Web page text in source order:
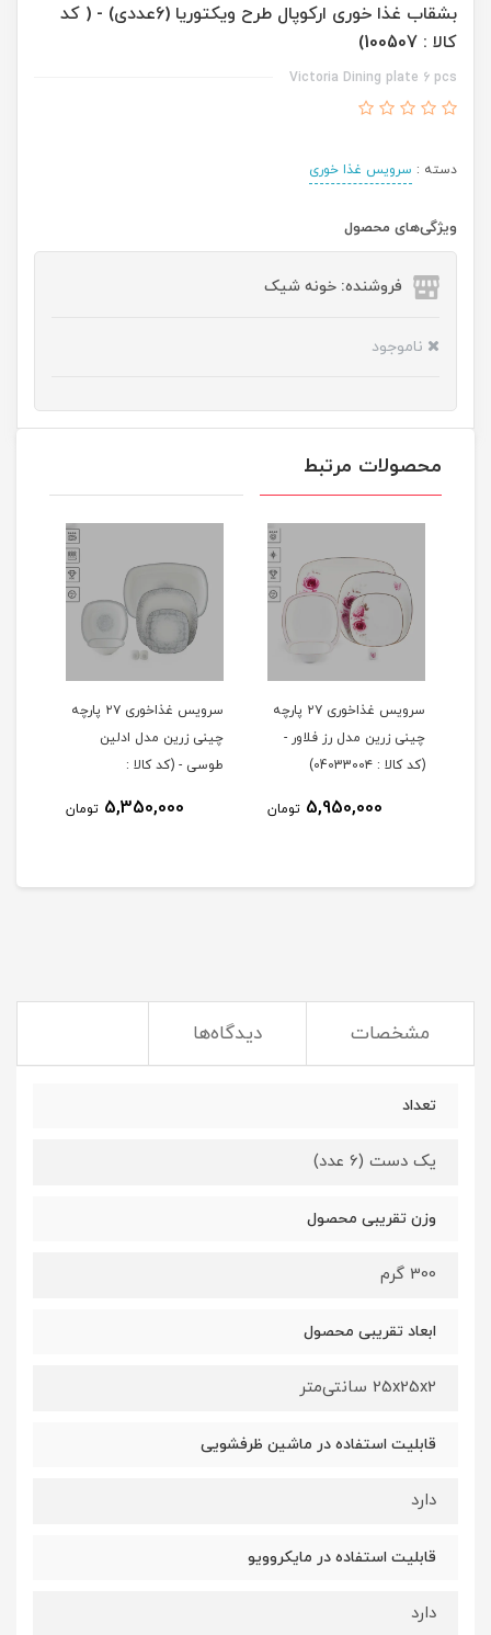
بشقاب غذا خوری ارکوپال طرح ویکتوریا (6عددی) - ( کد
کالا : 100507)
Victoria Dining plate 6 pcs
دسته : سرویس غذا خوری
ویژگی‌های محصول
فروشنده: خونه شیک
ناموجود
محصولات مرتبط
سرویس غذاخوری ۲۷ پارچه
چینی زرین مدل رز فلاور -
(کد کالا : 0403300۴)
5,950,000 تومان
سرویس غذاخوری ۲۷ پارچه
چینی زرین مدل ادلین
طوسی - (کد کالا :
5,350,000 تومان
مشخصات دیدگاه‌ها
تعداد
یک دست (6 عدد)
وزن تقریبی محصول
300 گرم
ابعاد تقریبی محصول
25x25x2 سانتی‌متر
قابلیت استفاده در ماشین ظرفشویی
دارد
قابلیت استفاده در مایکروویو
دارد